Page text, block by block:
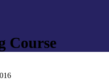
Course